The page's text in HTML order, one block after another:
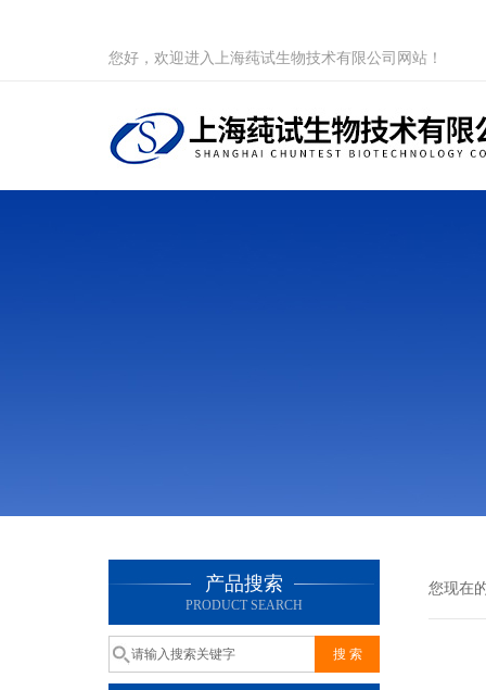
您好，欢迎进入上海莼试生物技术有限公司网站！
产品搜索
PRODUCT SEARCH
您现在